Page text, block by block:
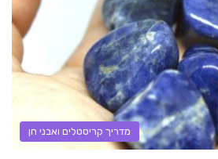
מדריך קריסטלים ואבני חן